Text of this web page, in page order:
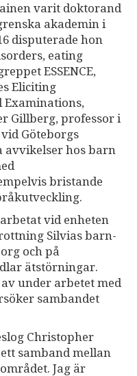
varit doktorand
akademin i
disputerade hon
eating
ESSENCE,
Eliciting
Examinations,
Gillberg, professor i
Göteborgs
avvikelser hos barn
bristande
vid enheten
Silvias barn-
och på
ätstörningar.
under arbetet med
sambandet
Christopher
samband mellan
Jag är